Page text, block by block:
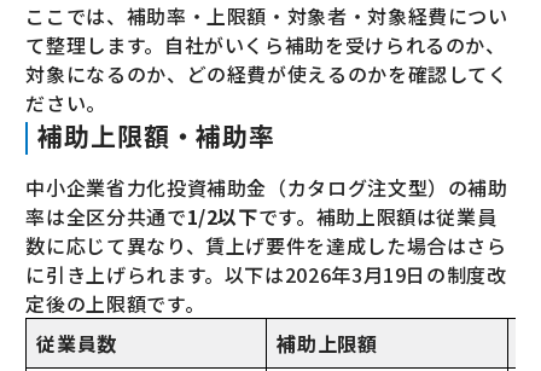
ここでは、補助率・上限額・対象者・対象経費につい
て整理します。自社がいくら補助を受けられるのか、
対象になるのか、どの経費が使えるのかを確認してく
ださい。
補助上限額・補助率
中小企業省力化投資補助金（カタログ注文型）の補助
率は全区分共通で1/2以下です。補助上限額は従業員
数に応じて異なり、賃上げ要件を達成した場合はさら
に引き上げられます。以下は2026年3月19日の制度改
定後の上限額です。
従業員数
補助上限額